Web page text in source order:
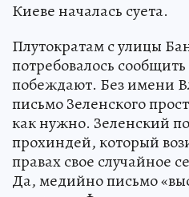
Киеве началась суета.
Плутократам с улицы
потребовалось
побеждают. Без имени
письмо Зеленского
как нужно. Зеленский
прохиндей, который
правах свое случайное
Да, медийно письмо